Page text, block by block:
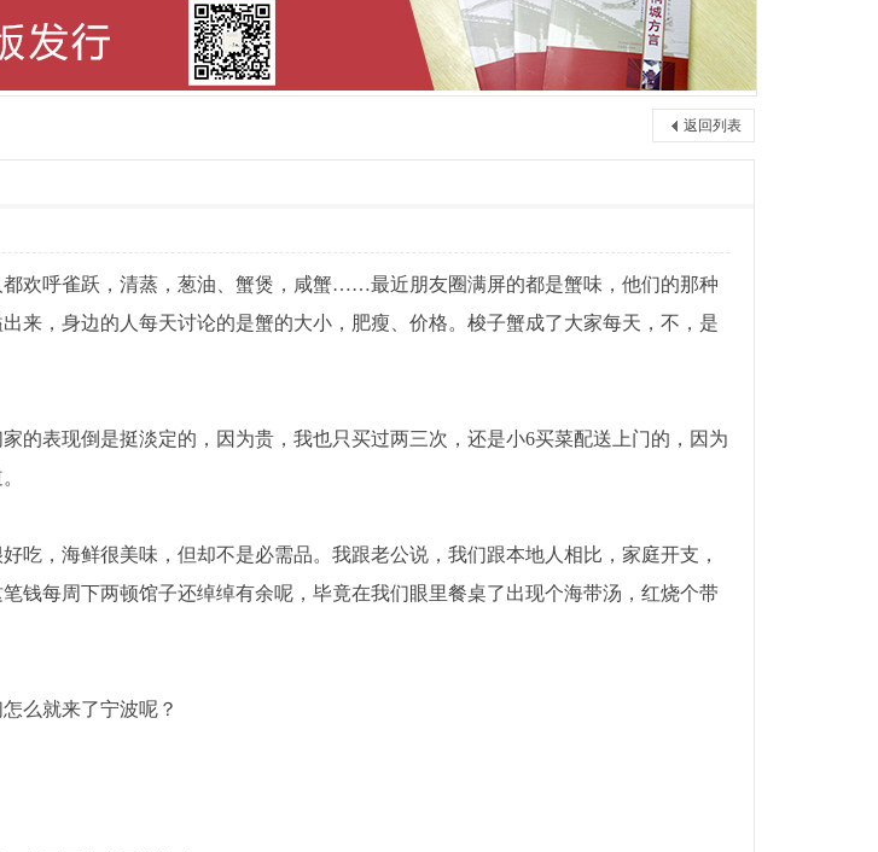
返回列表
欢呼雀跃，清蒸，葱油、蟹煲，咸蟹……最近朋友圈满屏的都是蟹味，他们的那种
来，身边的人每天讨论的是蟹的大小，肥瘦、价格。梭子蟹成了大家每天，不，是
的表现倒是挺淡定的，因为贵，我也只买过两三次，还是小6买菜配送上门的，因为
吃，海鲜很美味，但却不是必需品。我跟老公说，我们跟本地人相比，家庭开支，
钱每周下两顿馆子还绰绰有余呢，毕竟在我们眼里餐桌了出现个海带汤，红烧个带
么就来了宁波呢？